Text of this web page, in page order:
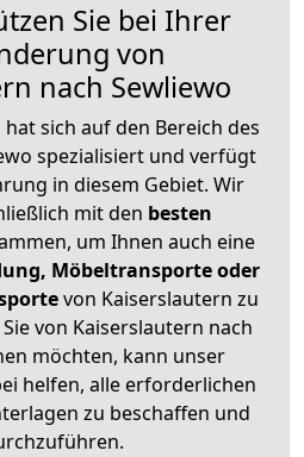
Sie bei Ihrer
von
nach Sewliewo
sich auf den Bereich des
spezialisiert und verfügt
in diesem Gebiet. Wir
mit den besten
um Ihnen auch eine
Möbeltransporte oder
von Kaiserslautern zu
von Kaiserslautern nach
möchten, kann unser
helfen, alle erforderlichen
zu beschaffen und